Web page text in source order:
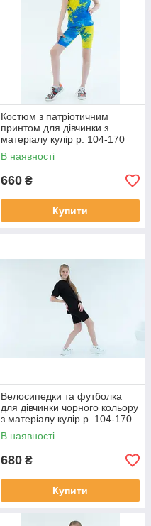
Костюм з патріотичним
принтом для дівчинки з
матеріалу кулір р. 104-170
В наявності
660 ₴
Купити
Велосипедки та футболка
для дівчинки чорного кольору
з матеріалу кулір р. 104-170
В наявності
680 ₴
Купити